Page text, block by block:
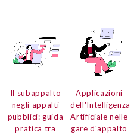
Il subappalto
negli appalti
pubblici: guida
pratica tra
Applicazioni
dell'Intelligenza
Artificialenelle
gare d'appalto